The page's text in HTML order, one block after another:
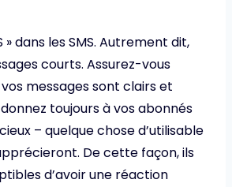
» dans les SMS. Autrement dit,
courts. Assurez-vous
messages sont clairs et
toujours à vos abonnés
– quelque chose d’utilisable
De cette façon, ils
d’avoir une réaction